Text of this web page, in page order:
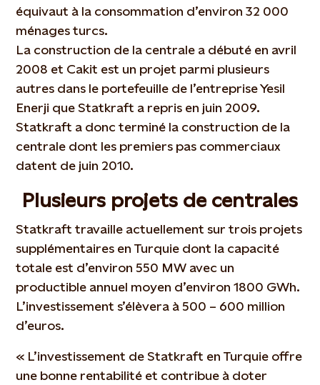
équivaut à la consommation d’environ 32 000
ménages turcs.
La construction de la centrale a débuté en avril
2008 et Cakit est un projet parmi plusieurs
autres dans le portefeuille de l’entreprise Yesil
Enerji que Statkraft a repris en juin 2009.
Statkraft a donc terminé la construction de la
centrale dont les premiers pas commerciaux
datent de juin 2010.
Plusieurs projets de centrales
Statkraft travaille actuellement sur trois projets
supplémentaires en Turquie dont la capacité
totale est d’environ 550 MW avec un
productible annuel moyen d’environ 1800 GWh.
L’investissement s’élèvera à 500 – 600 million
d’euros.
« L’investissement de Statkraft en Turquie offre
une bonne rentabilité et contribue à doter